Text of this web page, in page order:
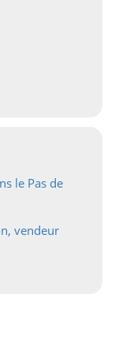
le Pas de
vendeur